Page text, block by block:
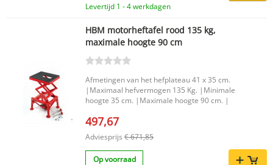
Levertijd 1 - 4 werkdagen
HBM motorheftafel rood 135 kg,
maximale hoogte 90 cm
Afmetingen van het hefplateau 41 x 35 cm.
|Maximaal hefvermogen 135 Kg. |Minimale
hoogte 35 cm. |Maximale hoogte 90 cm. |
497,67
Adviesprijs € 671,85
Op voorraad